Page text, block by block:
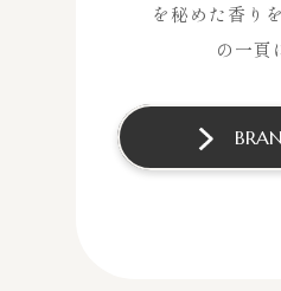
を秘めた香り
の一頁